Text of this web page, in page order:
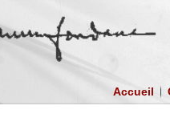
Accueil